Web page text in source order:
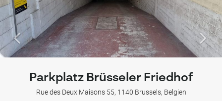
Parkplatz Brüsseler Friedhof
Rue des Deux Maisons 55, 1140 Brussels, Belgien